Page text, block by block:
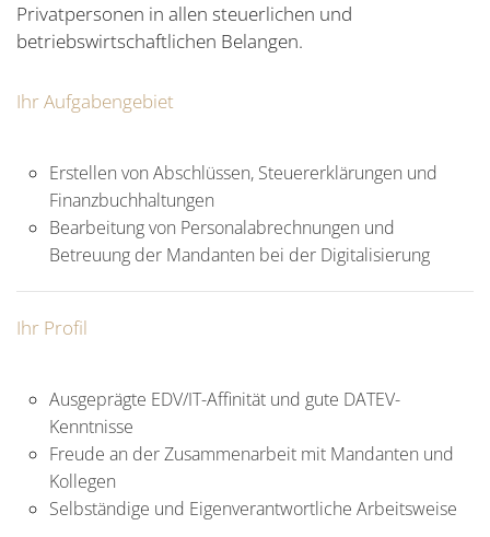
Privatpersonen in allen steuerlichen und
betriebswirtschaftlichen Belangen.
Ihr Aufgabengebiet
Erstellen von Abschlüssen, Steuererklärungen und
Finanzbuchhaltungen
Bearbeitung von Personalabrechnungen und
Betreuung der Mandanten bei der Digitalisierung
Ihr Profil
Ausgeprägte EDV/IT-Affinität und gute DATEV-
Kenntnisse
Freude an der Zusammenarbeit mit Mandanten und
Kollegen
Selbständige und Eigenverantwortliche Arbeitsweise